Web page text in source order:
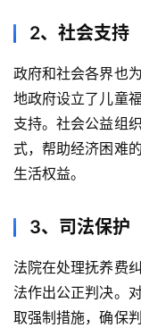
2、社会支持
政府和社会各界也
地政府设立了儿童
支持。社会公益组
式，帮助经济困难
生活权益。
3、司法保护
法院在处理抚养费
法作出公正判决。
取强制措施，确保